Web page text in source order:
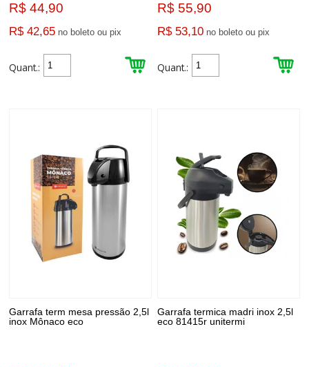
R$ 44,90
R$ 42,65 no boleto ou pix
Quant.:
R$ 55,90
R$ 53,10 no boleto ou pix
Quant.:
Garrafa term mesa pressão 2,5l
inox Mônaco eco
Garrafa termica madri inox 2,5l
eco 81415r unitermi